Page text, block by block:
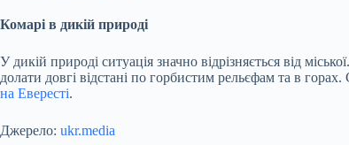
Комарі в дикій природі
У дикій природі ситуація значно відрізняється від
долати довгі відстані по горбистим рельєфам та в
на Евересті.
Джерело: ukr.media